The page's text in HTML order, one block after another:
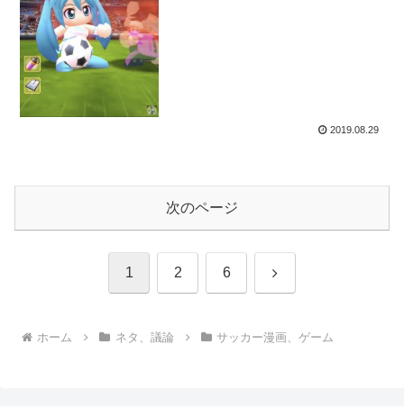
2019.08.29
次のページ
1 2 6 次
ホーム ネタ、議論 サッカー漫画、ゲーム